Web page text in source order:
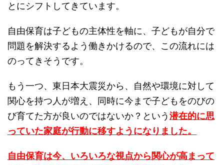
とにシフトしてきています。
自由保育は子どもの主体性を軸に、子どもが自分で
問題を解決するよう働きかけるので、この流れには
のってきそうです。
もう一つ、東日本大震災から、自然や環境に対して
関心を持つ人が増え、同時に今まで子どもをのびの
び育てた方が良いのではないか？という潜在的に思
っていた家庭が行動に移すようになりました。
自由保育は今、いろいろな視点から関心が高まって